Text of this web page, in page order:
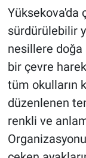
Yüksekova'da
sürdürülebilir
nesillere doğa
bir çevre
tüm okulların
düzenlenen
renkli ve